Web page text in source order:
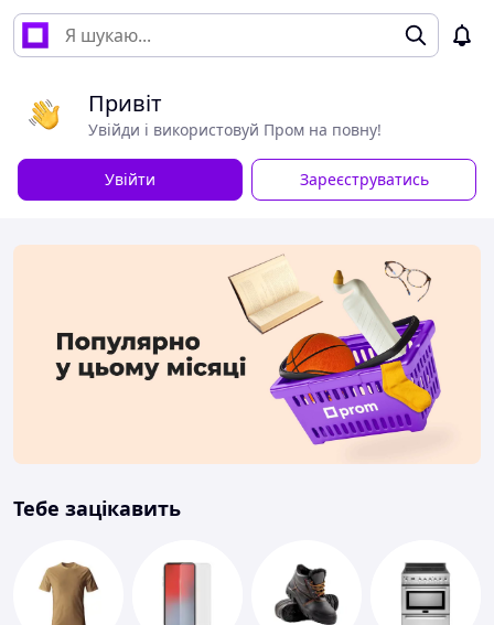
Привіт
Увійди і використовуй Пром на повну!
Увійти Зареєструватись
Тебе зацікавить